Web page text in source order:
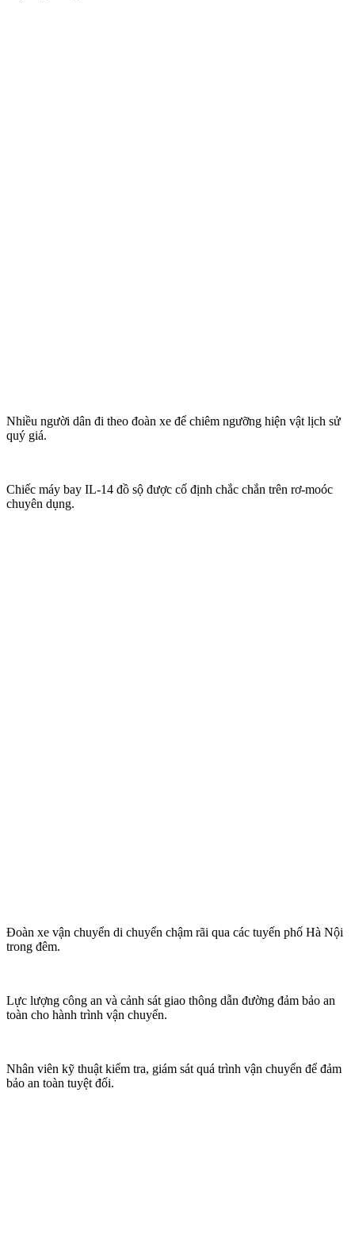
Nhiều người dân đi theo đoàn xe để chiêm ngưỡng hiện vật lịch sử
quý giá.
Chiếc máy bay IL-14 đồ sộ được cố định chắc chắn trên rơ-moóc
chuyên dụng.
Đoàn xe vận chuyển di chuyển chậm rãi qua các tuyến phố Hà Nội
trong đêm.
Lực lượng công an và cảnh sát giao thông dẫn đường đảm bảo an
toàn cho hành trình vận chuyển.
Nhân viên kỹ thuật kiểm tra, giám sát quá trình vận chuyển để đảm
bảo an toàn tuyệt đối.